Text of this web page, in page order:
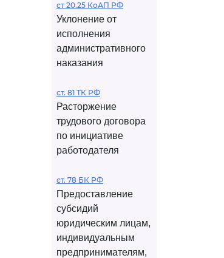
ст 20.25 КоАП РФ
Уклонение от
исполнения
административного
наказания
ст. 81 ТК РФ
Расторжение
трудового договора
по инициативе
работодателя
ст. 78 БК РФ
Предоставление
субсидий
юридическим лицам,
индивидуальным
предпринимателям,